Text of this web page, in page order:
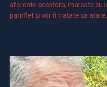
aferente acestora, marcate cu
pamflet și vor fi tratate ca atare.